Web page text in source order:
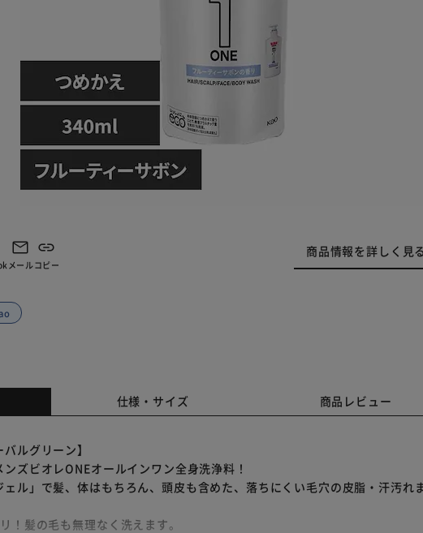
メールコピー
商品情報を詳しく見る
仕様・サイズ 商品レビュー
ルグリーン】
ズビオレONEオールインワン全身洗浄料！
ル」で髪、体はもちろん、頭皮も含めた、落ちにくい毛穴の皮脂・汗汚れ
！髪の毛も無理なく洗えます。